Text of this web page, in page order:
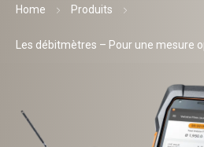
Home Produits
Les débitmètres – Pour une mesure